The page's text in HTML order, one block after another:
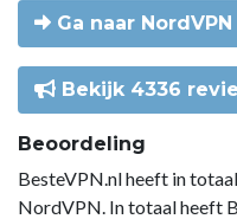
Ga naar NordVPN
Bekijk 4336
Beoordeling
BesteVPN.nl heeft in
NordVPN. In totaal heeft